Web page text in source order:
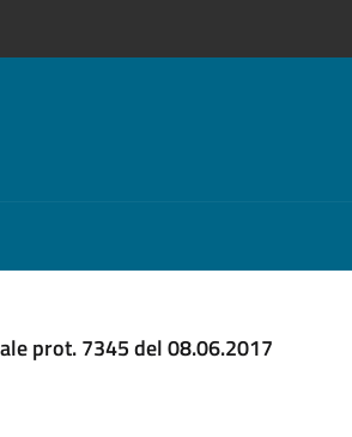
prot. 7345 del 08.06.2017